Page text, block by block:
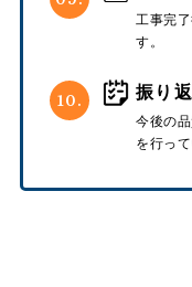
工事完
す。
10. 振り
今後の
を行って